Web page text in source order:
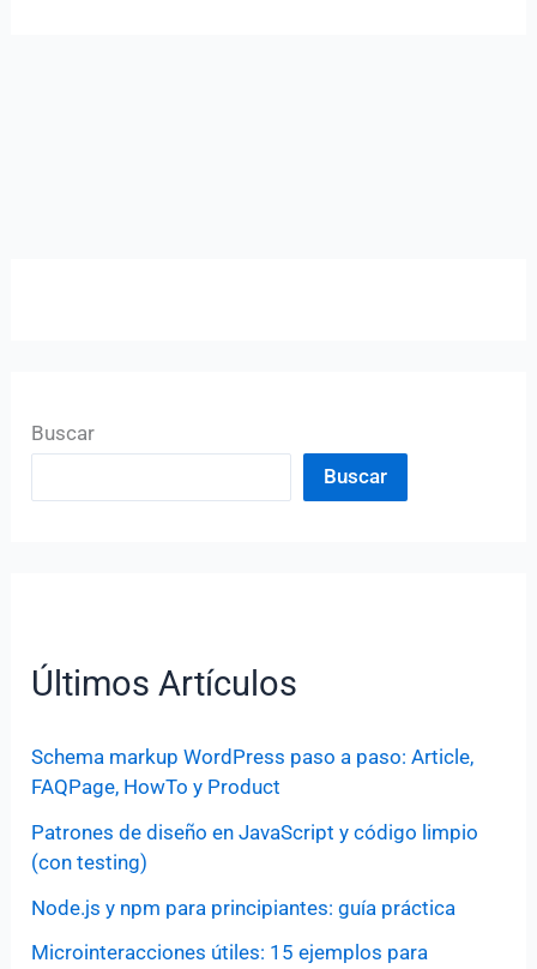
Buscar
Buscar
Últimos Artículos
Schema markup WordPress paso a paso: Article,
FAQPage, HowTo y Product
Patrones de diseño en JavaScript y código limpio
(con testing)
Node.js y npm para principiantes: guía práctica
Microinteracciones útiles: 15 ejemplos para